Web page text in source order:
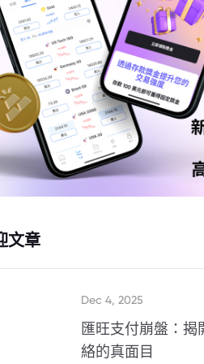
文章
Dec 4, 2025
匯旺支付崩盤：揭
絡的真面目